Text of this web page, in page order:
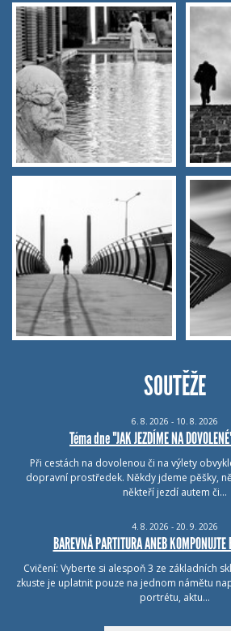
SOUTĚŽE
6. 8. 2026 - 10. 8. 2026
Téma dne "JAK JEZDÍME NA
Při cestách na dovolenou či na výlety
dopravní prostředek. Někdy jdeme pěšky,
někteří jezdí autem či…
4. 8. 2026 - 20. 9. 2026
BAREVNÁ PARTITURA ANEB
Cvičení: Vyberte si alespoň 3 ze základních
zkuste je uplatnit pouze na jednom námětu
portrétu, aktu…